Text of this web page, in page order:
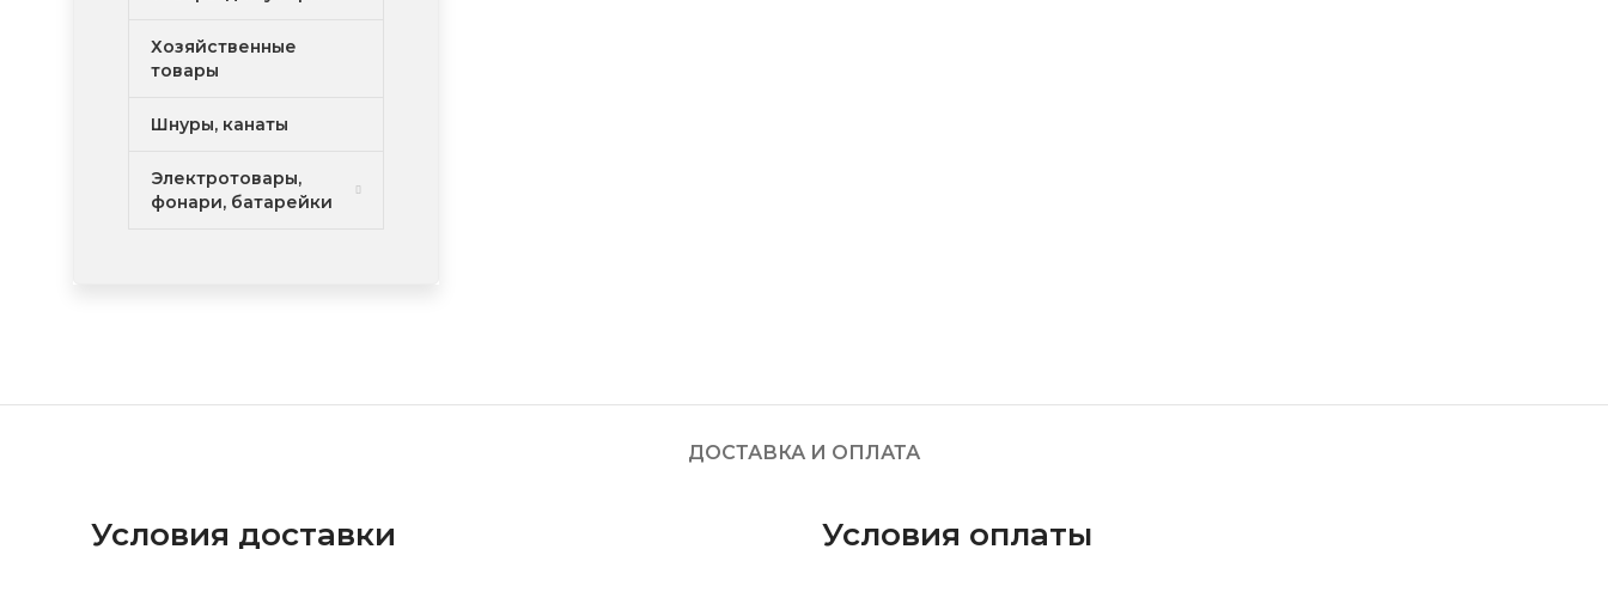
Хозяйственные
товары
Шнуры, канаты
Электротовары,
фонари, батарейки
ДОСТАВКА И ОПЛАТА
Условия доставки Условия оплаты